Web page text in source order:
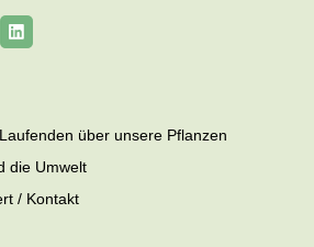
über unsere Pflanzen
die Umwelt
/ Kontakt